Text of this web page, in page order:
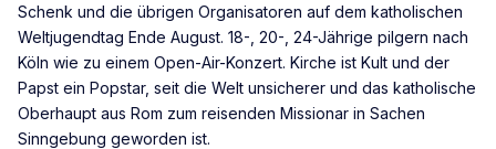
Schenk und die übrigen Organisatoren auf dem katholischen
Weltjugendtag Ende August. 18-, 20-, 24-Jährige pilgern nach
Köln wie zu einem Open-Air-Konzert. Kirche ist Kult und der
Papst ein Popstar, seit die Welt unsicherer und das katholische
Oberhaupt aus Rom zum reisenden Missionar in Sachen
Sinngebung geworden ist.